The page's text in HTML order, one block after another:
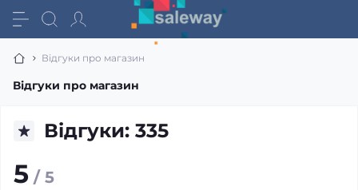
Відгуки про магазин
Відгуки про магазин
Відгуки: 335
5 / 5